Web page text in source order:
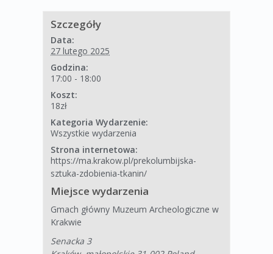
Szczegóły
Data:
27 lutego 2025
Godzina:
17:00 - 18:00
Koszt:
18zł
Kategoria Wydarzenie:
Wszystkie wydarzenia
Strona internetowa:
https://ma.krakow.pl/prekolumbijska-
sztuka-zdobienia-tkanin/
Miejsce wydarzenia
Gmach główny Muzeum Archeologiczne w
Krakwie
Senacka 3